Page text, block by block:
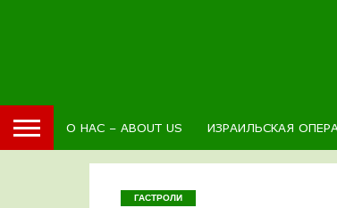
О НАС – ABOUT US ИЗРАИЛЬСКАЯ
ГАСТРОЛИ